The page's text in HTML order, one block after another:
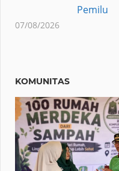
Pemilu
07/08/2026
KOMUNITAS